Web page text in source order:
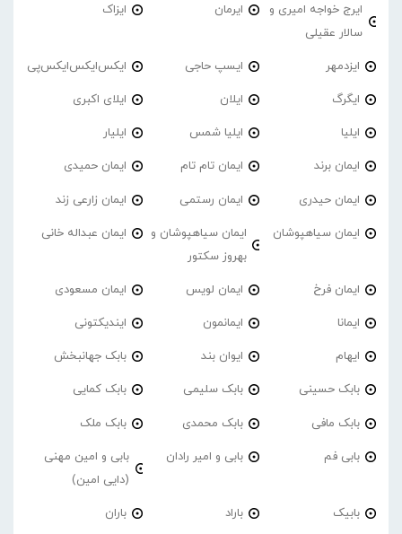
ایرج خواجه امیری و
سالار عقیلی
ایرمان ایزاک
ایزدمهر ایسپ حاجی ایکس‌ایکس‌ایکس‌پی
ایگرگ ایلان ایلای اکبری
ایلیا ایلیا شمس ایلیار
ایمان برند ایمان تام تام ایمان حمیدی
ایمان حیدری ایمان رستمی ایمان زارعی زند
ایمان سیاهپوشان
ایمان سیاهپوشان و
بهروز سکتور
ایمان عبداله خانی
ایمان فرخ ایمان لویس ایمان مسعودی
ایمانا ایمانمون ایندیکتونی
ایهام ایوان بند بابک جهانبخش
بابک حسینی بابک سلیمی بابک کمایی
بابک مافی بابک محمدی بابک ملک
بابی فم بابی و امیر رادان
بابی و امین مهنی
(دایی امین)
بابیک باراد باران